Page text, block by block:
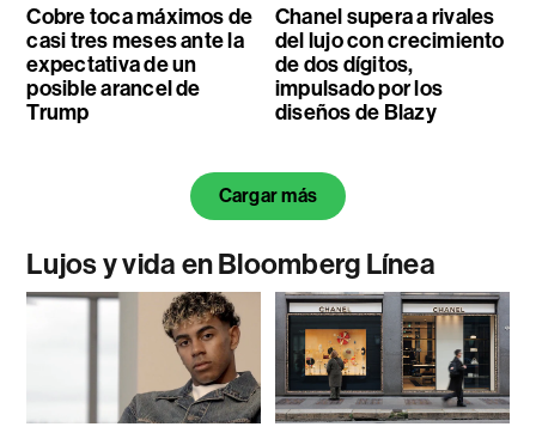
Cobre toca máximos de
casi tres meses ante la
expectativa de un
posible arancel de
Trump
Chanel supera a rivales
del lujo con crecimiento
de dos dígitos,
impulsado por los
diseños de Blazy
Cargar más
Lujos y vida en Bloomberg Línea